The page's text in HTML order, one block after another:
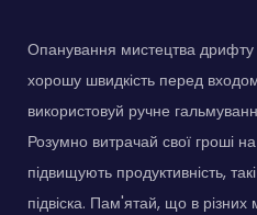
Опанування мистецтва
хорошу швидкість перед
використовуй ручне
Розумно витрачай свої гроші
підвищують продуктивність,
підвіска. Пам'ятай, що в різних